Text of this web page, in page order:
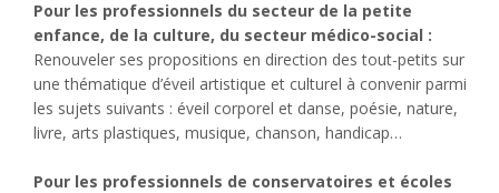
Pour les professionnels du secteur de la petite
enfance, de la culture, du secteur médico-social :
Renouveler ses propositions en direction des tout-petits sur
une thématique d’éveil artistique et culturel à convenir parmi
les sujets suivants : éveil corporel et danse, poésie, nature,
livre, arts plastiques, musique, chanson, handicap…
Pour les professionnels de conservatoires et écoles